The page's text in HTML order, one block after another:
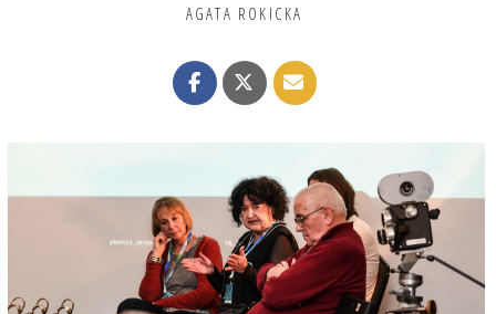
AGATA ROKICKA